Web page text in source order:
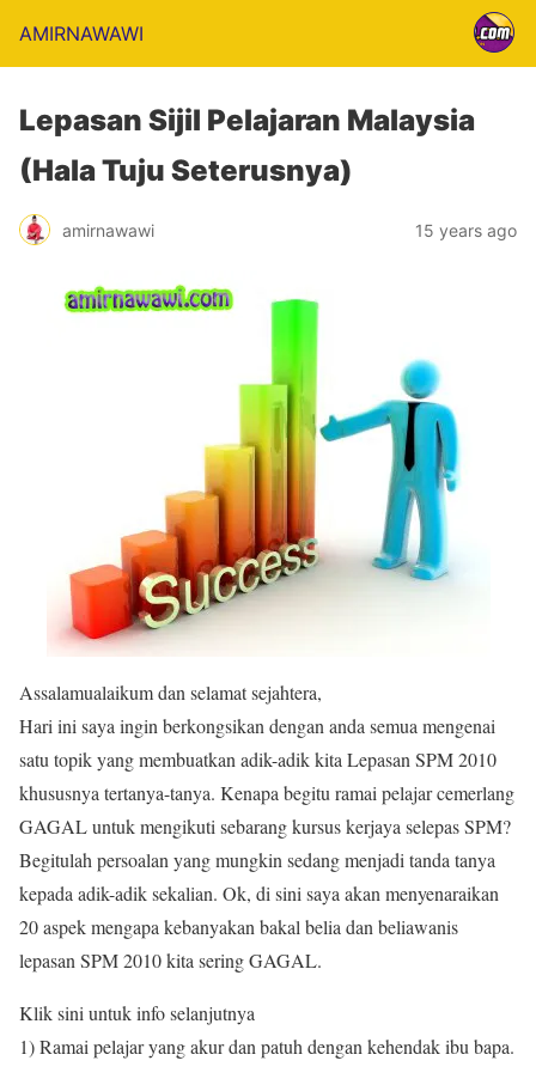
AMIRNAWAWI
Lepasan Sijil Pelajaran Malaysia
(Hala Tuju Seterusnya)
amirnawawi 15 years ago
Assalamualaikum dan selamat sejahtera,
Hari ini saya ingin berkongsikan dengan anda semua mengenai
satu topik yang membuatkan adik-adik kita Lepasan SPM 2010
khususnya tertanya-tanya. Kenapa begitu ramai pelajar cemerlang
GAGAL untuk mengikuti sebarang kursus kerjaya selepas SPM?
Begitulah persoalan yang mungkin sedang menjadi tanda tanya
kepada adik-adik sekalian. Ok, di sini saya akan menyenaraikan
20 aspek mengapa kebanyakan bakal belia dan beliawanis
lepasan SPM 2010 kita sering GAGAL.
Klik sini untuk info selanjutnya
1) Ramai pelajar yang akur dan patuh dengan kehendak ibu bapa.